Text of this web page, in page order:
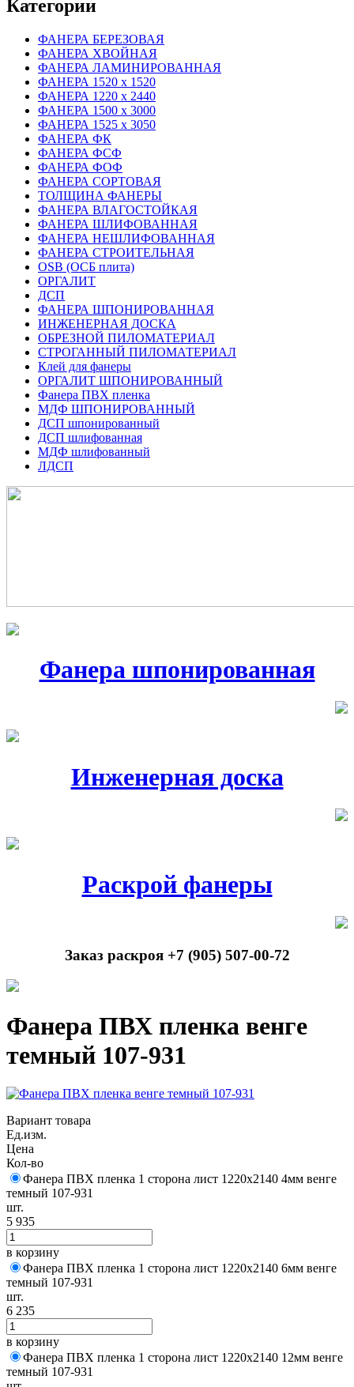
Категории
ФАНЕРА БЕРЕЗОВАЯ
ФАНЕРА ХВОЙНАЯ
ФАНЕРА ЛАМИНИРОВАННАЯ
ФАНЕРА 1520 х 1520
ФАНЕРА 1220 х 2440
ФАНЕРА 1500 х 3000
ФАНЕРА 1525 х 3050
ФАНЕРА ФК
ФАНЕРА ФСФ
ФАНЕРА ФОФ
ФАНЕРА СОРТОВАЯ
ТОЛЩИНА ФАНЕРЫ
ФАНЕРА ВЛАГОСТОЙКАЯ
ФАНЕРА ШЛИФОВАННАЯ
ФАНЕРА НЕШЛИФОВАННАЯ
ФАНЕРА СТРОИТЕЛЬНАЯ
OSB (ОСБ плита)
ОРГАЛИТ
ДСП
ФАНЕРА ШПОНИРОВАННАЯ
ИНЖЕНЕРНАЯ ДОСКА
ОБРЕЗНОЙ ПИЛОМАТЕРИАЛ
СТРОГАННЫЙ ПИЛОМАТЕРИАЛ
Клей для фанеры
ОРГАЛИТ ШПОНИРОВАННЫЙ
Фанера ПВХ пленка
МДФ ШПОНИРОВАННЫЙ
ДСП шпонированный
ДСП шлифованная
МДФ шлифованный
ЛДСП
Фанера шпонированная
Инженерная доска
Раскрой фанеры
Заказ раскроя +7 (905) 507-00-72
Фанера ПВХ пленка венге
темный 107-931
Вариант товара
Ед.изм.
Цена
Кол-во
Фанера ПВХ пленка 1 сторона лист 1220х2140 4мм венге
темный 107-931
шт.
5 935
в корзину
Фанера ПВХ пленка 1 сторона лист 1220х2140 6мм венге
темный 107-931
шт.
6 235
в корзину
Фанера ПВХ пленка 1 сторона лист 1220х2140 12мм венге
темный 107-931